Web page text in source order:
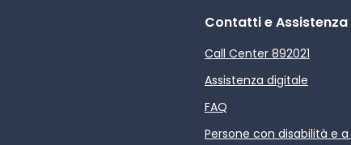
Contatti e Assistenza
Call Center 892021
Assistenza digitale
FAQ
Persone con disabilità e